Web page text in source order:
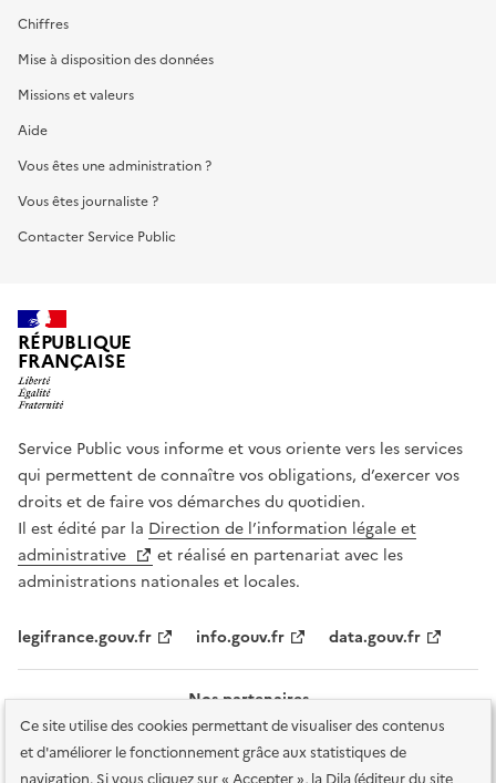
Ce site utilise des cookies permettant de visualiser des contenus
et d'améliorer le fonctionnement grâce aux statistiques de
Chiffres
Mise à disposition des données
Missions et valeurs
Aide
Vous êtes une administration ?
Vous êtes journaliste ?
Contacter Service Public
RÉPUBLIQUE
FRANÇAISE
Service Public vous informe et vous oriente vers les services
qui permettent de connaître vos obligations, d’exercer vos
droits et de faire vos démarches du quotidien.
Il est édité par la Direction de l’information légale et
administrative
et réalisé en partenariat avec les
administrations nationales et locales.
legifrance.gouv.fr info.gouv.fr data.gouv.fr
Nos partenaires